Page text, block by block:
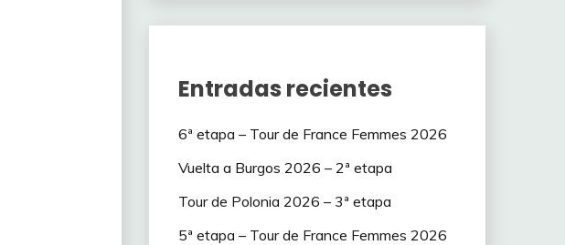
Entradas recientes
6ª etapa – Tour de France Femmes 2026
Vuelta a Burgos 2026 – 2ª etapa
Tour de Polonia 2026 – 3ª etapa
5ª etapa – Tour de France Femmes 2026